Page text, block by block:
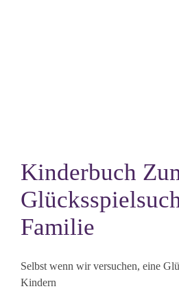
Kinderbuch
Familie
Selbst wenn wir versuchen, eine
Kindern